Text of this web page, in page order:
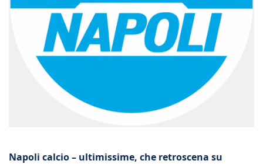
Napoli calcio – ultimissime, che retroscena su